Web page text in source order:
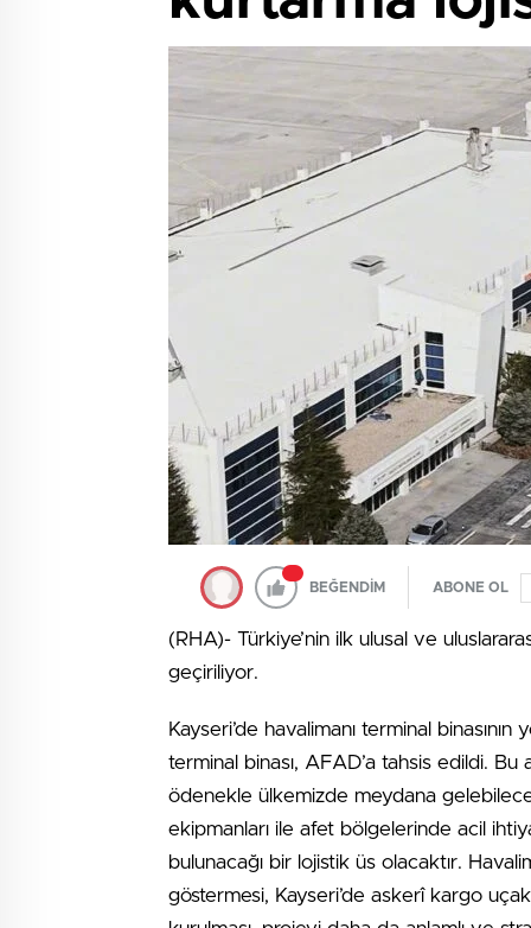
BEĞENDİM ABONE OL
(RHA)- Türkiye’nin ilk ulusal ve
geçiriliyor.
Kayseri’de havalimanı terminal
terminal binası, AFAD’a tahsis edildi. Bu
ödenekle ülkemizde meydana
ekipmanları ile afet bölgelerinde acil
bulunacağı bir lojistik üs olacaktır.
göstermesi, Kayseri’de askerî kargo